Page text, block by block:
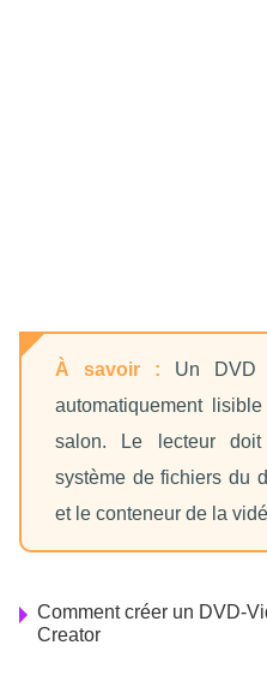
À savoir : Un DVD
automatiquement
salon. Le lecteur
système de fichiers du
et le conteneur de la
Comment créer un DVD-
Creator